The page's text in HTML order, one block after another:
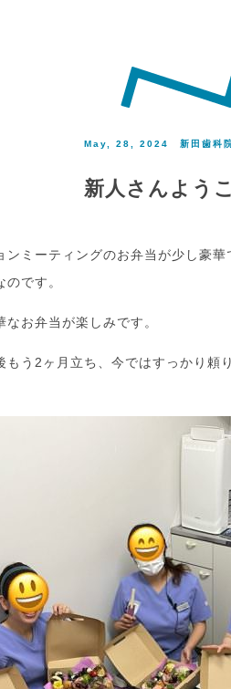
May, 28, 2024 新田歯科
新人さんよう
ンミーティングのお弁当が少し豪
です。
お弁当が楽しみです。
もう2ヶ月立ち、今ではすっかり頼